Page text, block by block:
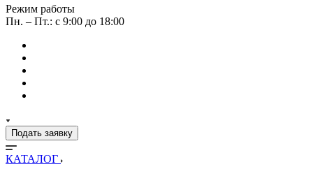
Режим работы
Пн. – Пт.: с 9:00 до 18:00
Подать заявку
КАТАЛОГ